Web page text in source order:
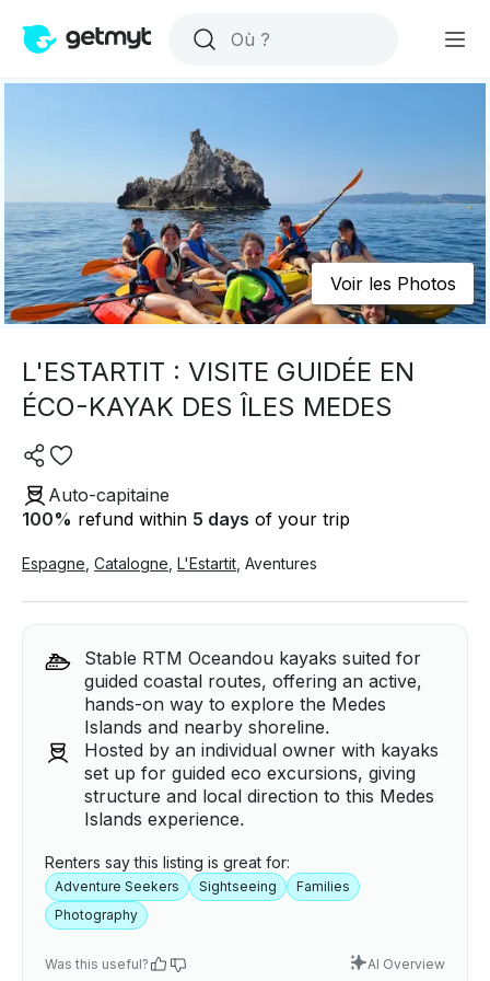
Voir les Photos
L'ESTARTIT : VISITE GUIDÉE EN
ÉCO-KAYAK DES ÎLES MEDES
Auto-capitaine
100% refund within 5 days of your trip
Espagne Catalogne L'Estartit Aventures
Stable RTM Oceandou kayaks suited for
guided coastal routes, offering an active,
hands-on way to explore the Medes
Islands and nearby shoreline.
Hosted by an individual owner with kayaks
set up for guided eco excursions, giving
structure and local direction to this Medes
Islands experience.
Renters say this listing is great for:
Adventure Seekers Sightseeing
Families
Photography
Was this useful? AI Overview